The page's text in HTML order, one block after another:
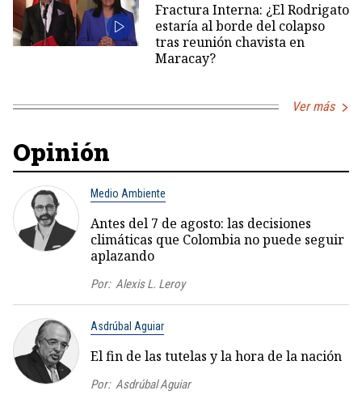
Fractura Interna: ¿El Rodrigato
estaría al borde del colapso
tras reunión chavista en
Maracay?
Ver más
Opinión
Medio Ambiente
Antes del 7 de agosto: las decisiones
climáticas que Colombia no puede seguir
aplazando
Por: Alexis L. Leroy
Asdrúbal Aguiar
El fin de las tutelas y la hora de la nación
Por: Asdrúbal Aguiar